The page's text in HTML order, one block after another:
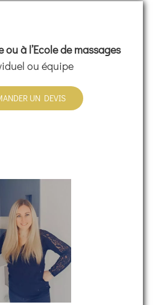
à l’Ecole de massages
ou équipe
UN DEVIS